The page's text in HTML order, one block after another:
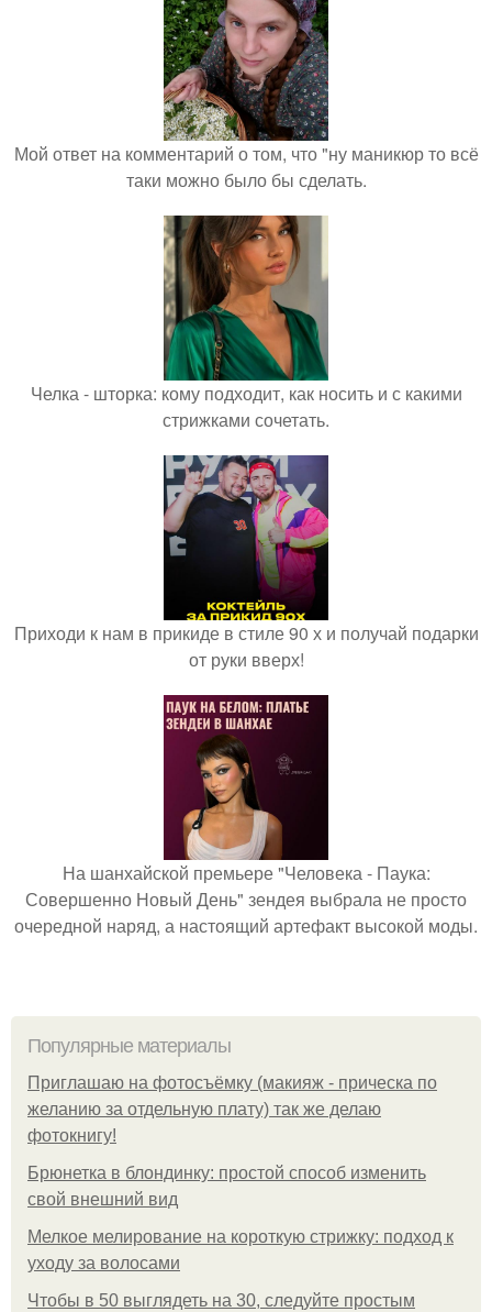
Мой ответ на комментарий о том, что "ну маникюр то всё
таки можно было бы сделать.
Челка - шторка: кому подходит, как носить и с какими
стрижками сочетать.
Приходи к нам в прикиде в стиле 90 х и получай подарки
от руки вверх!
На шанхайской премьере "Человека - Паука:
Совершенно Новый День" зендея выбрала не просто
очередной наряд, а настоящий артефакт высокой моды.
Популярные материалы
Приглашаю на фотосъёмку (макияж - прическа по
желанию за отдельную плату) так же делаю
фотокнигу!
Брюнетка в блондинку: простой способ изменить
свой внешний вид
Мелкое мелирование на короткую стрижку: подход к
уходу за волосами
Чтобы в 50 выглядеть на 30, следуйте простым